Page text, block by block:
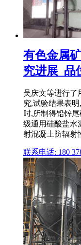
有色金属
究进展_品
吴庆文等进行了
究,试验结果表
时,所制得铅锌
级通用硅酸盐水
射混凝土防辐射
联系电话: 180